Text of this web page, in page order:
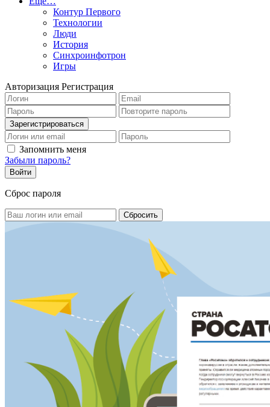
Контур Первого
Технологии
Люди
История
Синхроинфотрон
Игры
Авторизация Регистрация
Запомнить меня
Забыли пароль?
Сброс пароля